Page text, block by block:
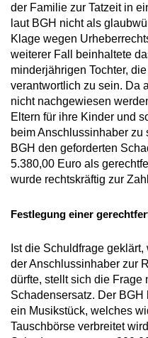
der Familie zur Tatzeit in
laut BGH nicht als
Klage wegen
weiterer Fall beinhaltete
minderjährigen Tochter,
verantwortlich zu sein. Da
nicht nachgewiesen
Eltern für ihre Kinder und
beim Anschlussinhaber zu
BGH den geforderten
5.380,00 Euro als
wurde rechtskräftig zur
Festlegung einer
Ist die Schuldfrage
der Anschlussinhaber zur
dürfte, stellt sich die Frage
Schadensersatz. Der
ein Musikstück, welches
Tauschbörse verbreitet